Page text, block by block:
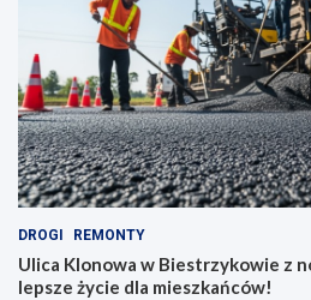
DROGI REMONTY
Ulica Klonowa w Biestrzykowie z
lepsze życie dla mieszkańców!